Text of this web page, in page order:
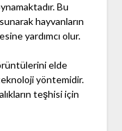
Bu
hayvanların
yardımcı olur.
elde
yöntemidir.
teşhisi için